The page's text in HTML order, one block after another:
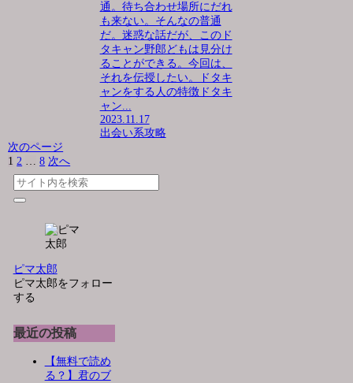
通。待ち合わせ場所にだれ
も来ない。そんなの普通
だ。迷惑な話だが、このド
タキャン野郎どもは見分け
ることができる。今回は、
それを伝授したい。ドタキ
ャンをする人の特徴ドタキ
ャン...
2023.11.17
出会い系攻略
次のページ
1 2 … 8 次へ
ピマ太郎
ピマ太郎をフォロー
する
最近の投稿
【無料で読め
る？】君のブ